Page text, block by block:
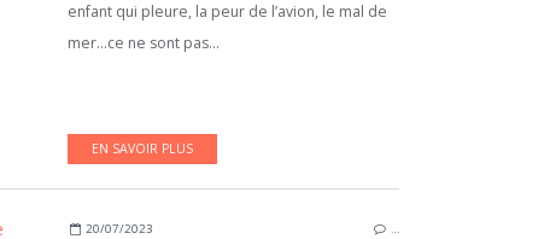
enfant qui pleure, la peur de l’avion, le mal de
mer...ce ne sont pas...
EN SAVOIR PLUS
20/07/2023 …